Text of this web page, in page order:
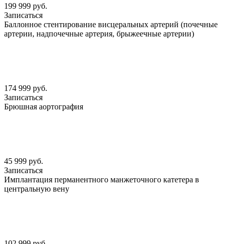
199 999 руб.
Записаться
Баллонное стентирование висцеральных артерий (почечные
артерии, надпочечные артерия, брыжеечные артерии)
174 999 руб.
Записаться
Брюшная аортография
45 999 руб.
Записаться
Имплантация перманентного манжеточного катетера в
центральную вену